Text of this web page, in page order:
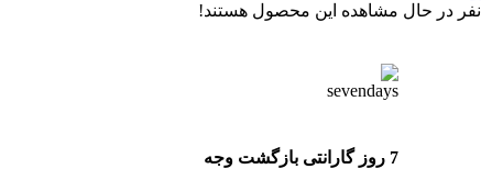
نفر در حال مشاهده این محصول هستند!
7 روز گارانتی بازگشت وجه